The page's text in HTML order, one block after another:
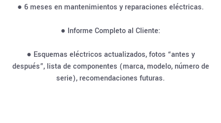
● 6 meses en mantenimientos y reparaciones eléctricas.
● Informe Completo al Cliente:
● Esquemas eléctricos actualizados, fotos “antes y
después”, lista de componentes (marca, modelo, número de
serie), recomendaciones futuras.